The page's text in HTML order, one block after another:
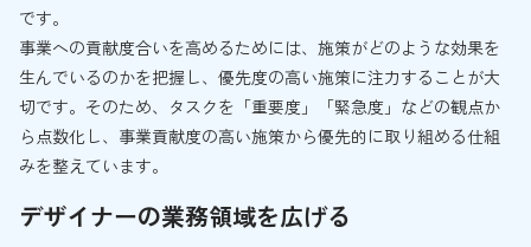
です。
事業への貢献度合いを高めるためには、施策がどのような効果を
生んでいるのかを把握し、優先度の高い施策に注力することが大
切です。そのため、タスクを「重要度」「緊急度」などの観点か
ら点数化し、事業貢献度の高い施策から優先的に取り組める仕組
みを整えています。
デザイナーの業務領域を広げる